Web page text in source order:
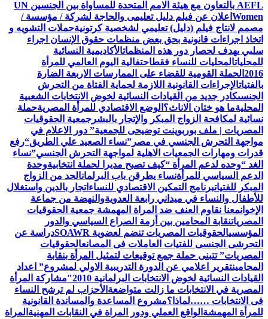
AEFL بالتعاون مع هيئة الامم المتحدة للمساواة بين الجنسين UN
Women اعلان عن فيلم دليل تعليمى والحاجة لشركة / مؤسسة /
مصمم لانتاج فيلم (دليل) تعليمي لشخصية كرتونيةحملات التشويه و
اتخاذ اجراءات قانونية بحق بعض منظمات حقوق الإنسان اجراء
سلبي يهدف لحصار دور هذه المنظماتالأكاديمية النسائية
للمحلياتالمحليات للنساء فقطاحتفالية اليوم العالمي للمرأة
2016 الحملة القومية للقضاء على الممارسات الاربعة الضارة
بالفتياتالإجراءات القانونية اللازمة لحماية الفتاة من التحرش
الجنسىكادر جديد من القيادات النسائية لخوض الانتخابات الشعبية
المحليةما هو ختان الاناث؟ الوضع الاقتصادي للمرأة المصريةحملة
نسائية لمكافحة الزواج المبكر والإتجار بالبشر جمعية الحقوقيات
المصريات | ملف بوربوينت توضيحى للجمعية” دور الاعلام في
مواجهة التحرش الجنسي في مصر”نساء الصعيد علي الطريق“رفع
قدرات ومهارات الجمعيات الاهلية لمواجهة التحرش الجنسي”نساء
الغد “وحده لدعم المرأة “كيف تصبح مديرا لحملة انتخابيةوحدة
الدعم السياسي للمرأةنساء يطرقن باب البرلمانالحد من الزواج
المبكر للفتياتبرنامج التمكين الاقتصادي للنساء اتجار بالدين واستغلال
للأطفال والنساء في ميداني رابعة العدويةوالنهضة من جماعة
الإخوانمعنا نقاوم العنف ضد المراة المهمشة جمعية الحقوقيات
المصرياتنقابة المحامين بين أزمة الصراع السياسي والدور
المؤسسيالحقوقيات المصريات تنضم لعضوية SOAWR
دراسة عن
التحرشى الجنسى للفتيات العاملات فى المصانعالحقوقيات
المصريات” تتبنى حملة جمع توقيعات لتمثيل المرأة بنقابة
المحامينتقرير اعلامي عن الدورة التدريبية الاولي لمشروع” اعداد
القيادات النسائية لخوض الانتخابات البرلمانية 2010″
مشاركة المرأة
المصرية في الانتخابات ما زالت متواضعة الأحزاب لم ترشح النساء
فى الانتخابات ……لماذا؟مشروع المساعدة والمساندة القانونية
للمرأة المهمشة الواقع العملي ودور المراة في النقابات المهنية المراة